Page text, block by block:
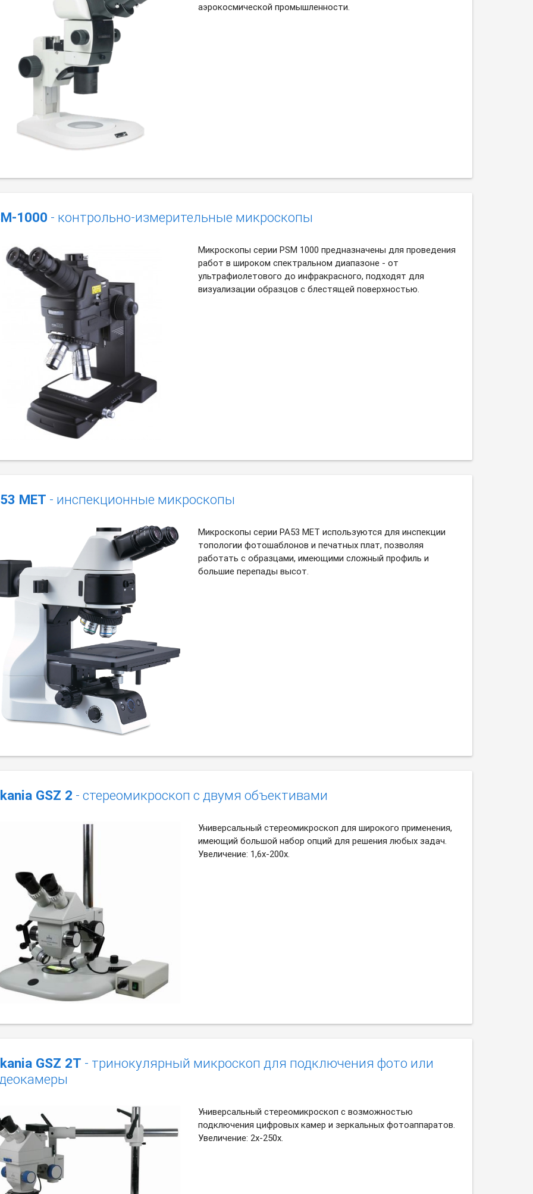
аэрокосмической промышленности.
1000 - контрольно-измерительные микроскопы
Микроскопы серии PSM 1000 предназначены для проведения
работ в широком спектральном диапазоне - от
ультрафиолетового до инфракрасного, подходят для
визуализации образцов с блестящей поверхностью.
MET - инспекционные микроскопы
Микроскопы серии PA53 MET используются для инспекции
топологии фотошаблонов и печатных плат, позволяя
работать с образцами, имеющими сложный профиль и
большие перепады высот.
GSZ 2 - стереомикроскоп с двумя объективами
Универсальный стереомикроскоп для широкого применения,
имеющий большой набор опций для решения любых задач.
Увеличение: 1,6х-200х.
GSZ 2T - тринокулярный микроскоп для подключения фото или
Универсальный стереомикроскоп с возможностью
подключения цифровых камер и зеркальных фотоаппаратов.
Увеличение: 2х-250х.